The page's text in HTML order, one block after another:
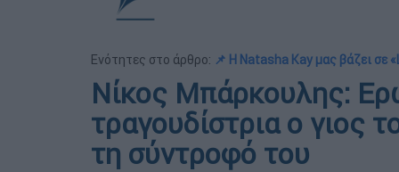
Ενότητες στο άρθρο: 📌 Η Natasha Kay μας βάζει σε
Νίκος Μπάρκουλης:
τραγουδίστρια ο γιος
τη σύντροφό του